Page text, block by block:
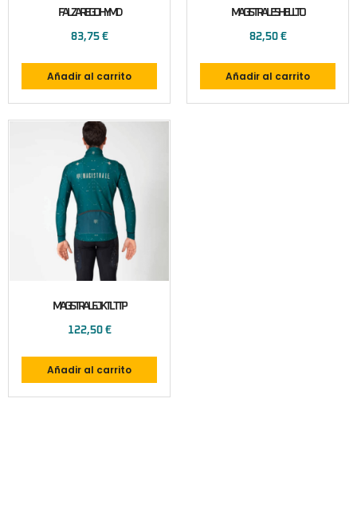
FALZAREGOHYMD
83,75 €
Añadir al carrito
MAGISTRALESHELLTO
82,50 €
Añadir al carrito
MAGISTRALE JKTL TTP
122,50 €
Añadir al carrito